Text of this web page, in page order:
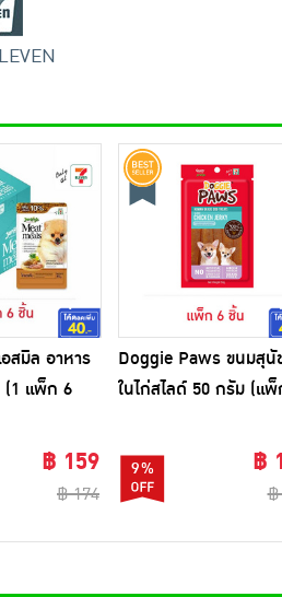
สมิล อาหาร
(1 แพ็ก 6
฿ 159
฿ 174
Doggie Paws ขนมสุนั
ในไก่สไลด์ 50 กรัม (แ
9% ฿
฿